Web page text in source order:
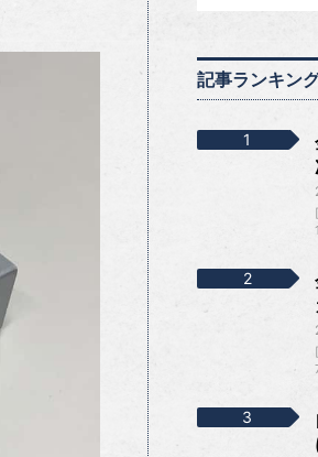
記事ランキン